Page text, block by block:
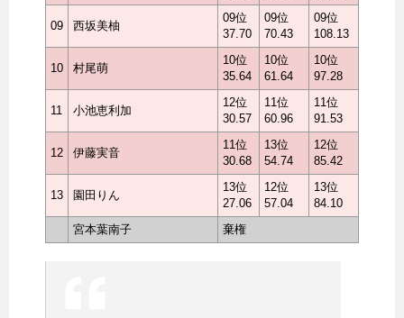
09 西坂美柚
09位
37.70
09位
70.43
09位
108.13
10 村尾萌
10位
35.64
10位
61.64
10位
97.28
11 小池恵利加
12位
30.57
11位
60.96
11位
91.53
12 伊藤実音
11位
30.68
13位
54.74
12位
85.42
13 園田りん
13位
27.06
12位
57.04
13位
84.10
宮本葉南子
棄権